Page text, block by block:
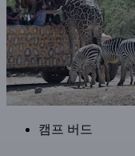
캠프 버드